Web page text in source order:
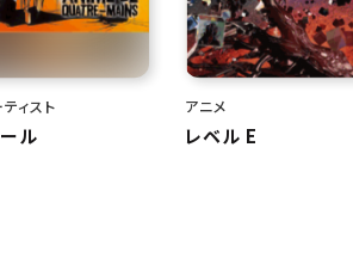
ィスト
ル
アニメ
レベル E